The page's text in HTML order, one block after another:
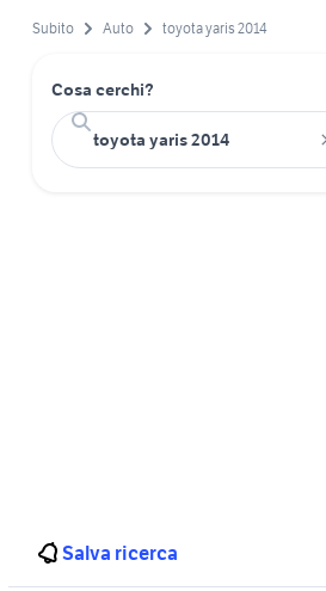
Subito Auto toyota yaris 2014
Cosa cerchi?
Salva ricerca